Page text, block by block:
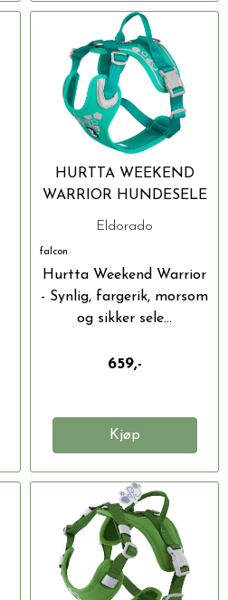
HURTTA WEEKEND
WARRIOR HUNDESELE
Eldorado
falcon
Hurtta Weekend Warrior
- Synlig, fargerik, morsom
og sikker sele...
659,-
Kjøp